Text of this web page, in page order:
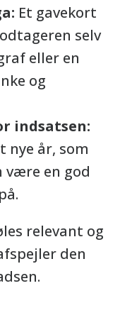
Et gavekort
selv
eller en
og
indsatsen:
nye år, som
være en god
relevant og
den